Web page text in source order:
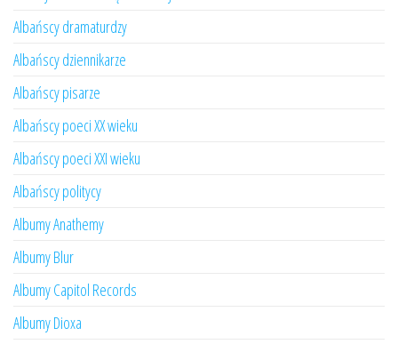
Albańscy dramaturdzy
Albańscy dziennikarze
Albańscy pisarze
Albańscy poeci XX wieku
Albańscy poeci XXI wieku
Albańscy politycy
Albumy Anathemy
Albumy Blur
Albumy Capitol Records
Albumy Dioxa